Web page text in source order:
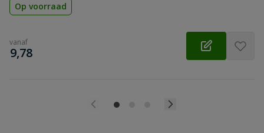
Op voorraad
vanaf
€
9,78